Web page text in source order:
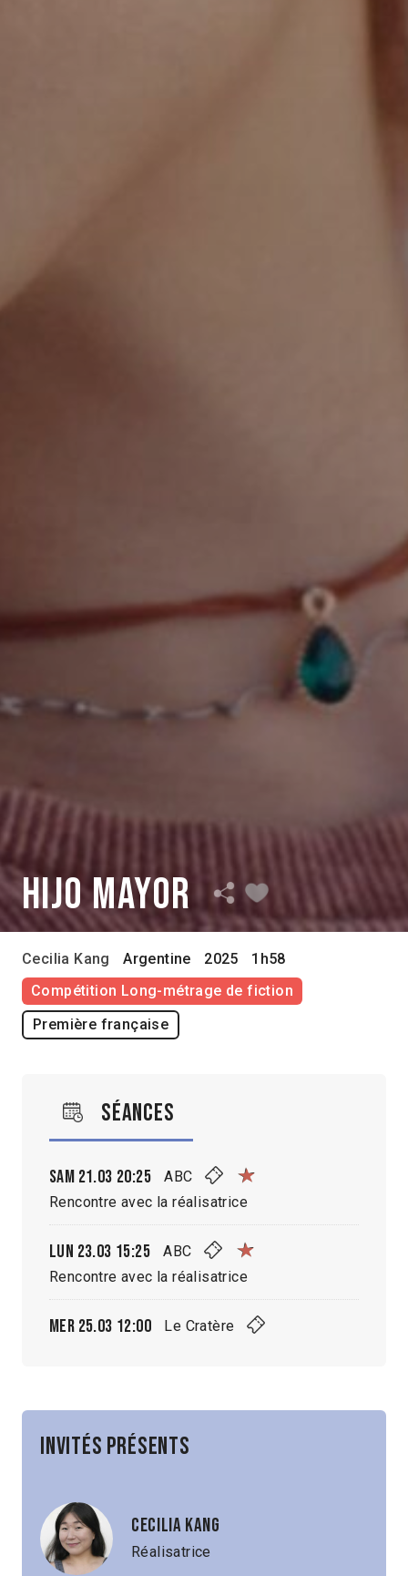
Hijo mayor
Cecilia Kang Argentine 2025
1h58
Compétition Long-métrage de fiction
Première française
Séances
Sam 21.03 20:25
ABC
Rencontre avec la réalisatrice
Lun 23.03 15:25
ABC
Rencontre avec la réalisatrice
Mer 25.03 12:00 Le Cratère
Invités présents
Cecilia Kang
Réalisatrice